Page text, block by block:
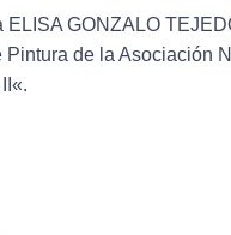
ELISA GONZALO
Pintura de la Asociación
«.